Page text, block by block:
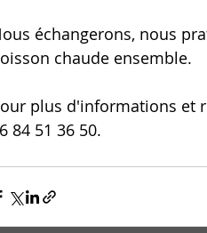
échangerons, nous
chaude ensemble.
plus d'informations et
84 51 36 50.